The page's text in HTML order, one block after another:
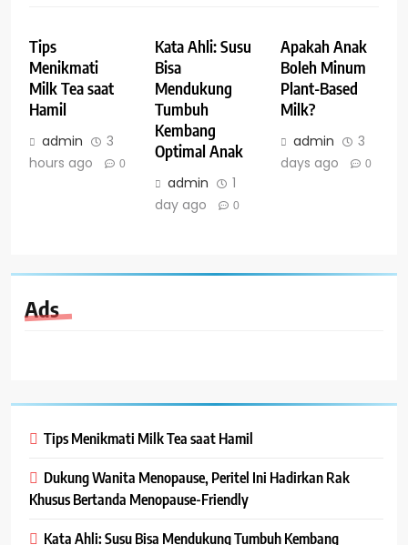
Tips
Menikmati
Milk Tea saat
Hamil
admin
3
hours ago
0
Kata Ahli: Susu
Bisa
Mendukung
Tumbuh
Kembang
Optimal Anak
admin
1
day ago
0
Apakah Anak
Boleh Minum
Plant-Based
Milk?
admin
3
days ago
0
Ads
Tips Menikmati Milk Tea saat Hamil
Dukung Wanita Menopause, Peritel Ini Hadirkan Rak
Khusus Bertanda Menopause-Friendly
Kata Ahli: Susu Bisa Mendukung Tumbuh Kembang